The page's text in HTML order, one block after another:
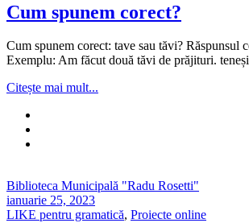
Cum spunem corect?
Cum spunem corect: tave sau tăvi? Răspunsul
Exemplu: Am făcut două tăvi de prăjituri.
Citește mai mult...
Biblioteca Municipală "Radu Rosetti"
ianuarie 25, 2023
LIKE pentru gramatică, Proiecte online